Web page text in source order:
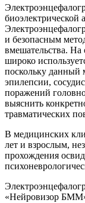
биоэлектрической
и безопасным
вмешательства. На
широко
поскольку данный
эпилепсии,
поражений
выяснить
травматических
В медицинских
лет и взрослым,
прохождения
«Нейровизор